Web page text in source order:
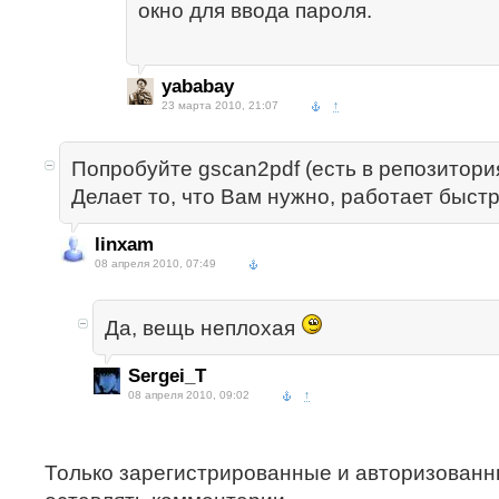
окно для ввода пароля.
yababay
23 марта 2010, 21:07 ↑
Попробуйте gscan2pdf (есть в
Делает то, что Вам нужно, работает
linxam
08 апреля 2010, 07:49
Да, вещь неплохая
Sergei_T
08 апреля 2010, 09:02 ↑
Только зарегистрированные и